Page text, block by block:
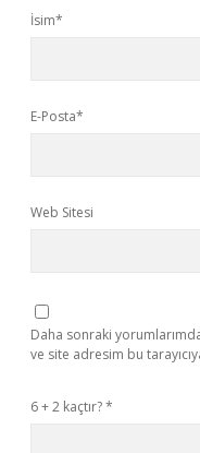
İsim*
E-Posta*
Web Sitesi
Daha sonraki
ve site adresim bu
6 + 2 kaçtır?*